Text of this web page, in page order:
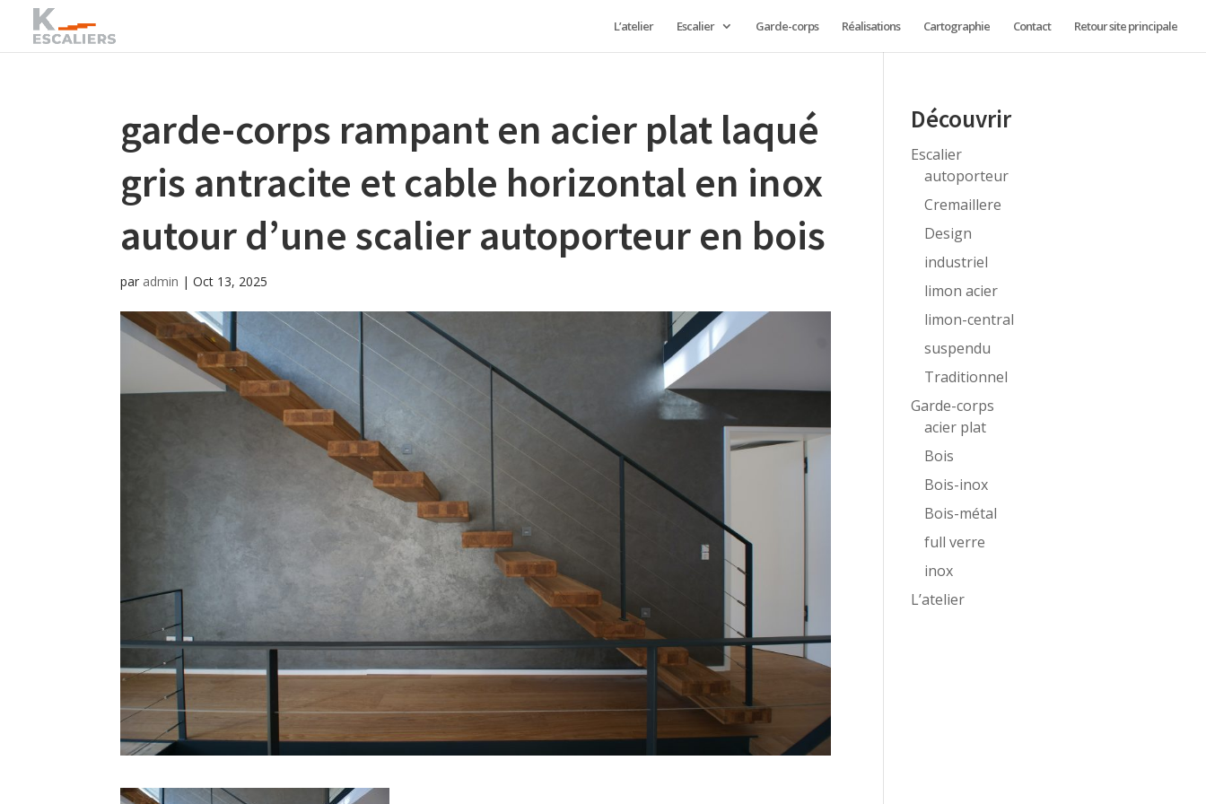
L’atelier Escalier Garde-corps Réalisations Cartographie Contact Retour site principale
garde-corps rampant en acier plat laqué
gris antracite et cable horizontal en inox
autour d’une scalier autoporteur en bois
par admin |Oct 13, 2025
Découvrir
Escalier
autoporteur
Cremaillere
Design
industriel
limon acier
limon-central
suspendu
Traditionnel
Garde-corps
acier plat
Bois
Bois-inox
Bois-métal
full verre
inox
L’atelier